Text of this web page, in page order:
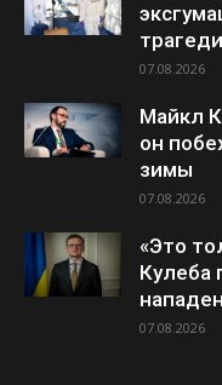
07.08.2026
Майкл
он
зимы
07.08.2026
«Это
Кулеба
07.08.2026